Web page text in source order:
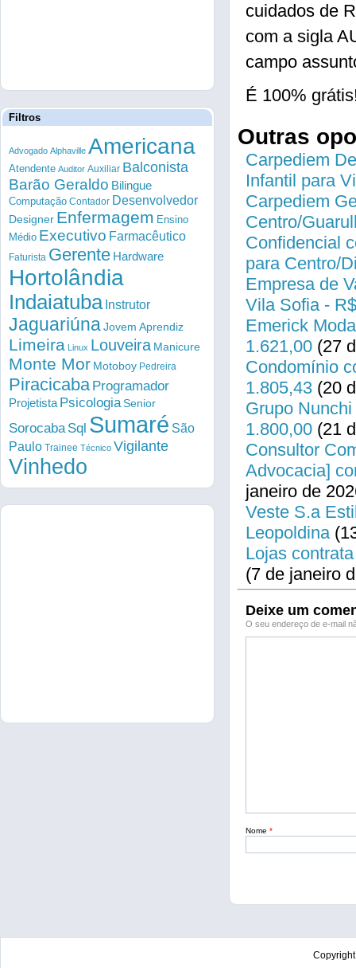
cuidados de
com a sigla
campo
É 100%
Outras
Carpediem
Infantil para
Carpediem
Centro/
Confidencial
para Centro/
Empresa de
Vila Sofia -
Emerick
1.621,00 (27
Condomínio
1.805,43 (20
Grupo
1.800,00 (21
Consultor
Advocacia]
janeiro de
Veste S.a
Leopoldina
Lojas
(7 de janeiro
Deixe um
O seu endereço de e-mail
Nome *
Filtros
Advogado Alphaville Americana
Atendente Auditor Auxiliar Balconista
Barão Geraldo Bilingue
Computação Contador Desenvolvedor
Designer Enfermagem Ensino
Médio Executivo Farmacêutico
Faturista Gerente Hardware
Hortolândia
Indaiatuba Instrutor
Jaguariúna Jovem Aprendiz
Limeira Linux Louveira Manicure
Monte Mor Motoboy Pedreira
Piracicaba Programador
Projetista PsicologiaSenior
Sorocaba Sql Sumaré São
Paulo Trainee Técnico Vigilante
Vinhedo